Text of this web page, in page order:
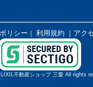
リシー 利用規約 ｜アク
不動産ショップ 三愛 All rights